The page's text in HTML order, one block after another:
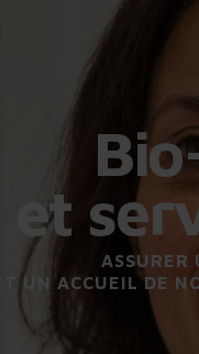
et
ASSURER
ET UN ACCUEIL DE